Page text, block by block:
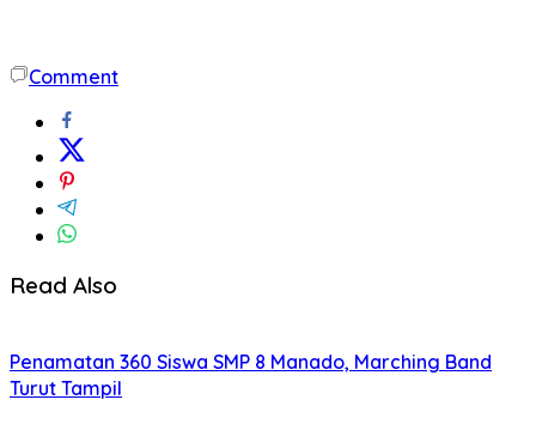
Comment
Read Also
Penamatan 360 Siswa SMP 8 Manado, Marching Band
Turut Tampil